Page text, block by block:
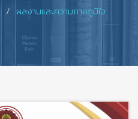
ผลงานและความภาคภูมิใจ